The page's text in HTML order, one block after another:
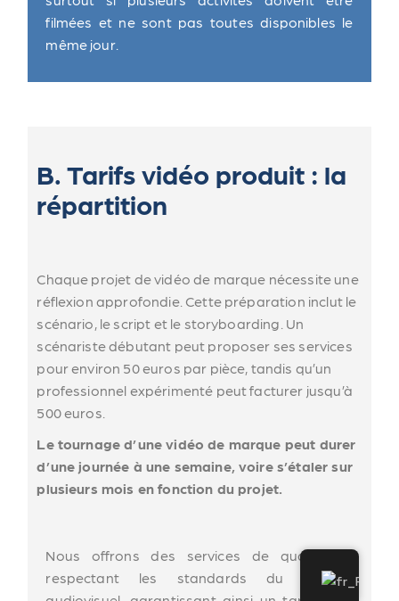
filmées et ne sont pas toutes disponibles le
même jour.
B. Tarifs vidéo produit : la
répartition
Chaque projet de vidéo de marque nécessite une
réflexion approfondie. Cette préparation inclut le
scénario, le script et le storyboarding. Un
scénariste débutant peut proposer ses services
pour environ 50 euros par pièce, tandis qu’un
professionnel expérimenté peut facturer jusqu’à
500 euros.
Le tournage d’une vidéo de marque peut durer
d’une journée à une semaine, voire s’étaler sur
plusieurs mois en fonction du projet.
Nous offrons des services de qualité en
respectant les standards du secteur